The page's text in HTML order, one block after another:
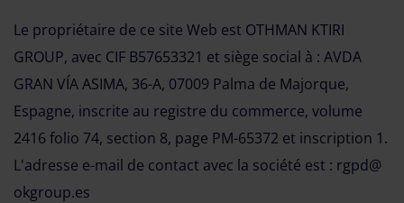
Le propriétaire de ce site Web est OTHMAN KTIRI
GROUP, avec CIF B57653321 et siège social à : AVDA
GRAN VÍA ASIMA, 36-A, 07009 Palma de Majorque,
Espagne, inscrite au registre du commerce, volume
2416 folio 74, section 8, page PM-65372 et inscription 1.
L'adresse e-mail de contact avec la société est : rgpd@
okgroup.es